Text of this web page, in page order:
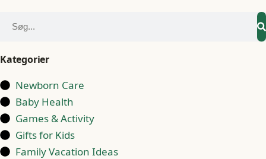
Kategorier
Newborn Care
Baby Health
Games & Activity
Gifts for Kids
Family Vacation Ideas